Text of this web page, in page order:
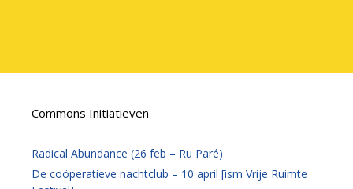
Commons Initiatieven
Radical Abundance (26 feb – Ru Paré)
De coöperatieve nachtclub – 10 april [ism Vrije Ruimte